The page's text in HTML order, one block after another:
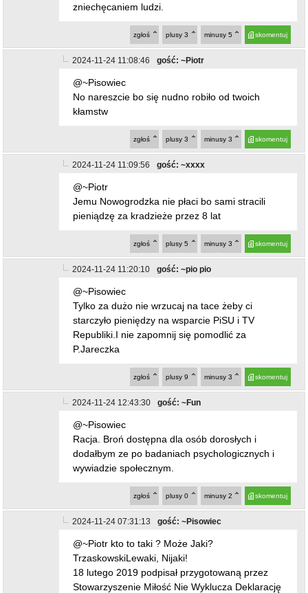
zniechęcaniem ludzi.
skomentuj
minusy 5
plusy 3
zgłoś
2024-11-24 11:08:46 gość: ~Piotr
@~Pisowiec
No nareszcie bo się nudno robiło od twoich
kłamstw
skomentuj
minusy 3
plusy 3
zgłoś
2024-11-24 11:09:56 gość: ~xxxx
@~Piotr
Jemu Nowogrodzka nie płaci bo sami stracili
pieniądzę za kradzieże przez 8 lat
skomentuj
minusy 3
plusy 5
zgłoś
2024-11-24 11:20:10 gość: ~pio pio
@~Pisowiec
Tylko za dużo nie wrzucaj na tace żeby ci
starczyło pieniędzy na wsparcie PiSU i TV
Republiki.I nie zapomnij się pomodlić za
P.Jareczka
skomentuj
minusy 3
plusy 9
zgłoś
2024-11-24 12:43:30 gość: ~Fun
@~Pisowiec
Racja. Broń dostępna dla osób dorosłych i
dodałbym ze po badaniach psychologicznych i
wywiadzie społecznym.
skomentuj
minusy 2
plusy 0
zgłoś
2024-11-24 07:31:13 gość: ~Pisowiec
@~Piotr kto to taki ? Może Jaki?
TrzaskowskiLewaki, Nijaki!
18 lutego 2019 podpisał przygotowaną przez
Stowarzyszenie Miłość Nie Wyklucza Deklarację